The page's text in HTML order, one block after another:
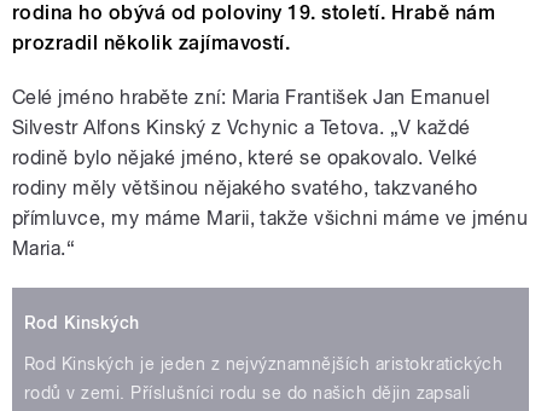
rodina ho obývá od poloviny 19. století. Hrabě nám
prozradil několik zajímavostí.
Celé jméno hraběte zní: Maria František Jan Emanuel
Silvestr Alfons Kinský z Vchynic a Tetova. „V každé
rodině bylo nějaké jméno, které se opakovalo. Velké
rodiny měly většinou nějakého svatého, takzvaného
přímluvce, my máme Marii, takže všichni máme ve jménu
Maria.“
Rod Kinských
Rod Kinských je jeden z nejvýznamnějších aristokratických
rodů v zemi. Příslušníci rodu se do našich dějin zapsali